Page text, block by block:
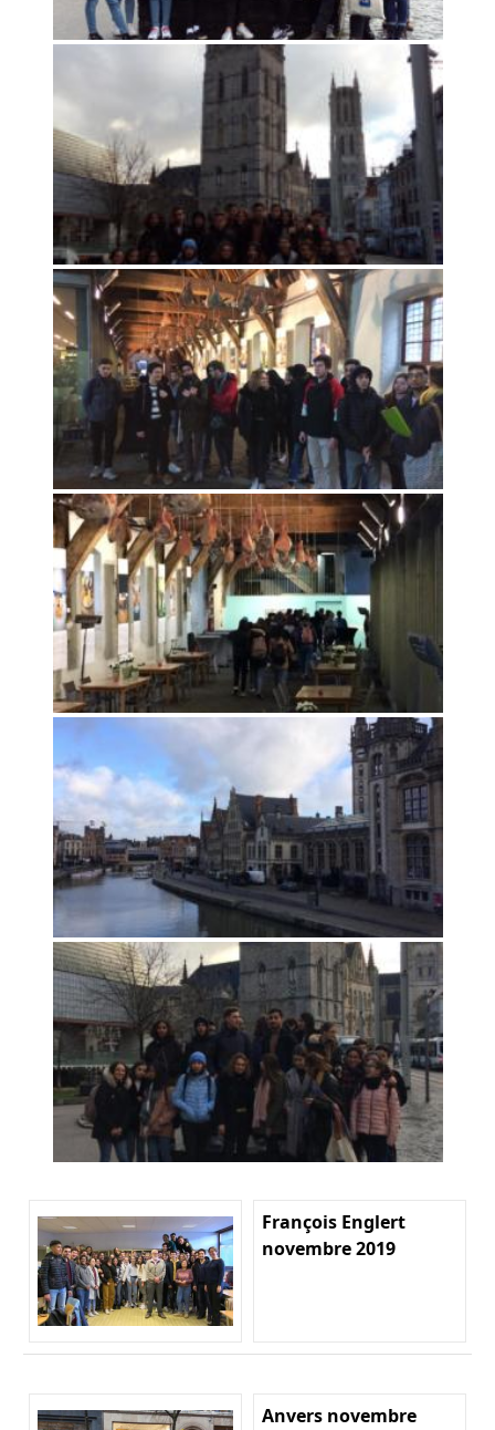
François Englert
novembre 2019
Anvers novembre